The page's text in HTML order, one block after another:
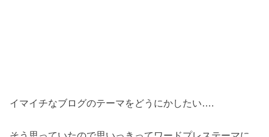
イマイチなブログのテーマをどうにかしたい….